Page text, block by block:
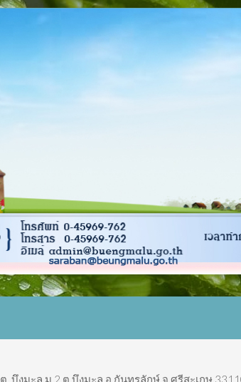
. บึงมะลู ม.2 ต.บึงมะลู อ.กันทรลักษ์ จ.ศรีสะเกษ